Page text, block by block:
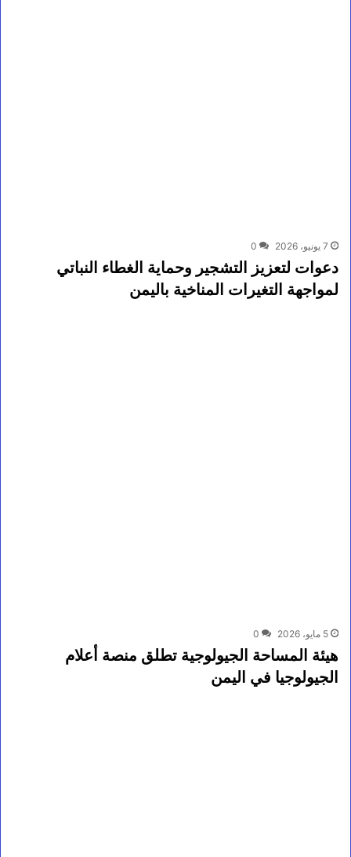
7 يونيو، 2026 0
دعوات لتعزيز التشجير وحماية الغطاء النباتي
لمواجهة التغيرات المناخية باليمن
5 مايو، 2026 0
هيئة المساحة الجيولوجية تطلق منصة أعلام
الجيولوجيا في اليمن